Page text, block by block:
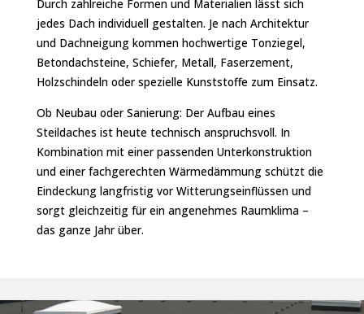
Durch zahlreiche Formen und Materialien lässt sich
jedes Dach individuell gestalten. Je nach Architektur
und Dachneigung kommen hochwertige Tonziegel,
Betondachsteine, Schiefer, Metall, Faserzement,
Holzschindeln oder spezielle Kunststoffe zum Einsatz.
Ob Neubau oder Sanierung: Der Aufbau eines
Steildaches ist heute technisch anspruchsvoll. In
Kombination mit einer passenden Unterkonstruktion
und einer fachgerechten Wärmedämmung schützt die
Eindeckung langfristig vor Witterungseinflüssen und
sorgt gleichzeitig für ein angenehmes Raumklima –
das ganze Jahr über.